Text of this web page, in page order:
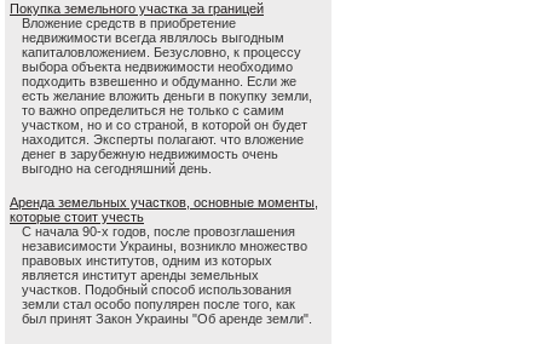
Покупка земельного участка за границей
Вложение средств в приобретение
недвижимости всегда являлось выгодным
капиталовложением. Безусловно, к процессу
выбора объекта недвижимости необходимо
подходить взвешенно и обдуманно. Если же
есть желание вложить деньги в покупку земли,
то важно определиться не только с самим
участком, но и со страной, в которой он будет
находится. Эксперты полагают. что вложение
денег в зарубежную недвижимость очень
выгодно на сегодняшний день.
Аренда земельных участков, основные моменты,
которые стоит учесть
С начала 90-х годов, после провозглашения
независимости Украины, возникло множество
правовых институтов, одним из которых
является институт аренды земельных
участков. Подобный способ использования
земли стал особо популярен после того, как
был принят Закон Украины "Об аренде земли".